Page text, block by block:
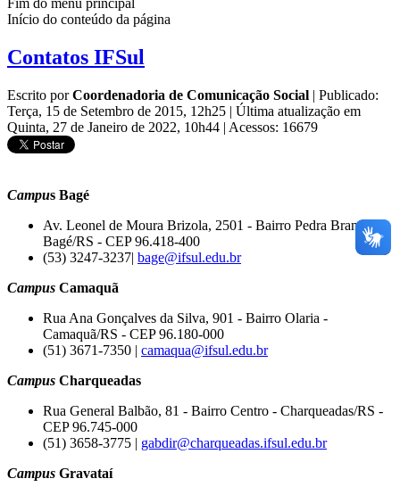
Fim do menu principal
Início do conteúdo da página
Contatos IFSul
Escrito porCoordenadoria de Comunicação Social | Publicado:
Terça, 15 de Setembro de 2015, 12h25 | Última atualização em
Quinta, 27 de Janeiro de 2022, 10h44 | Acessos: 16679
Campus Bagé
Av. Leonel de Moura Brizola, 2501 - Bairro Pedra Branca -
Bagé/RS - CEP 96.418-400
(53) 3247-3237| bage@ifsul.edu.br
Campus Camaquã
Rua Ana Gonçalves da Silva, 901 - Bairro Olaria -
Camaquã/RS - CEP 96.180-000
(51) 3671-7350 | camaqua@ifsul.edu.br
Campus Charqueadas
Rua General Balbão, 81 - Bairro Centro - Charqueadas/RS -
CEP 96.745-000
(51) 3658-3775 | gabdir@charqueadas.ifsul.edu.br
Campus Gravataí